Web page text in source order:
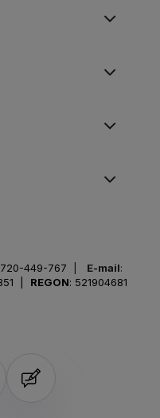
720-449-767 E-mail:
| REGON: 521904681